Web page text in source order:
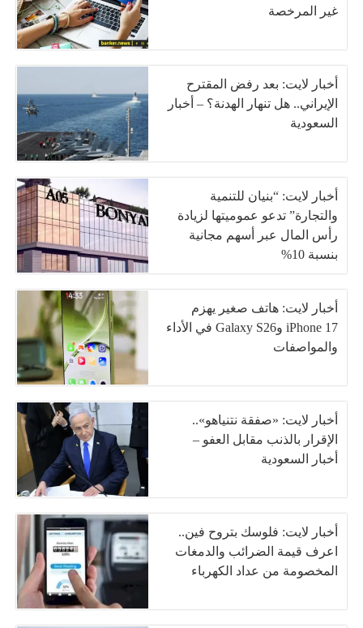
غير المرخصة
أخبار لايت: بعد رفض المقترح
الإيراني.. هل تنهار الهدنة؟ – أخبار
السعودية
أخبار لايت: “بنيان للتنمية
والتجارة” تدعو عموميتها لزيادة
رأس المال عبر أسهم مجانية
بنسبة 10%
أخبار لايت: هاتف صغير يهزم
iPhone 17 وGalaxy S26 في الأداء
والمواصفات
أخبار لايت: «صفقة نتنياهو»..
الإقرار بالذنب مقابل العفو –
أخبار السعودية
أخبار لايت: فلوسك بتروح فين..
اعرف قيمة الضرائب والدمغات
المخصومة من عداد الكهرباء